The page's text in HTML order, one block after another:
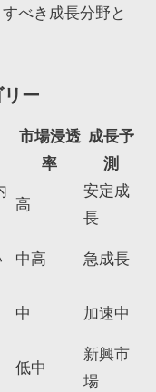
べき成長分野と
ー
市場浸透
率
成長予
測
高
安定成
長
中高
急成長
中
加速中
低中
新興市
場